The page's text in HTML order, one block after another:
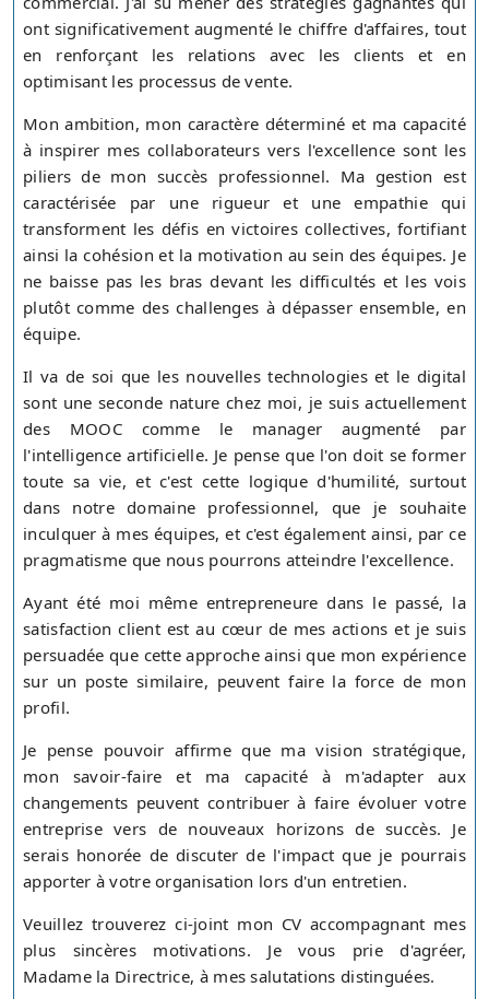
ont significativement augmenté le chiffre d'affaires, tout
en renforçant les relations avec les clients et en
optimisant les processus de vente.
Mon ambition, mon caractère déterminé et ma capacité
à inspirer mes collaborateurs vers l'excellence sont les
piliers de mon succès professionnel. Ma gestion est
caractérisée par une rigueur et une empathie qui
transforment les défis en victoires collectives, fortifiant
ainsi la cohésion et la motivation au sein des équipes. Je
ne baisse pas les bras devant les difficultés et les vois
plutôt comme des challenges à dépasser ensemble, en
équipe.
Il va de soi que les nouvelles technologies et le digital
sont une seconde nature chez moi, je suis actuellement
des MOOC comme le manager augmenté par
l'intelligence artificielle. Je pense que l'on doit se former
toute sa vie, et c'est cette logique d'humilité, surtout
dans notre domaine professionnel, que je souhaite
inculquer à mes équipes, et c'est également ainsi, par ce
pragmatisme que nous pourrons atteindre l'excellence.
Ayant été moi même entrepreneure dans le passé, la
satisfaction client est au cœur de mes actions et je suis
persuadée que cette approche ainsi que mon expérience
sur un poste similaire, peuvent faire la force de mon
profil.
Je pense pouvoir affirme que ma vision stratégique,
mon savoir-faire et ma capacité à m'adapter aux
changements peuvent contribuer à faire évoluer votre
entreprise vers de nouveaux horizons de succès. Je
serais honorée de discuter de l'impact que je pourrais
apporter à votre organisation lors d'un entretien.
Veuillez trouverez ci-joint mon CV accompagnant mes
plus sincères motivations. Je vous prie d'agréer,
Madame la Directrice, à mes salutations distinguées.